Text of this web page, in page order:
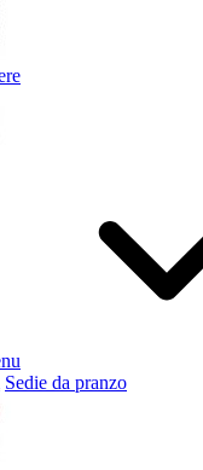
Sedie da pranzo